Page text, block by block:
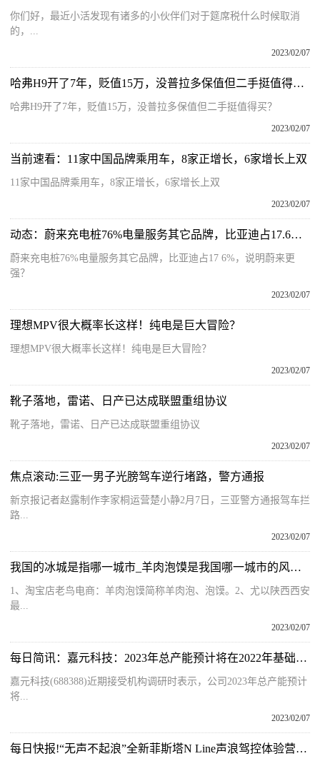
你们好，最近小活发现有诸多的小伙伴们对于筵席税什么时候取消
的，...
2023/02/07
哈弗H9开了7年，贬值15万，没普拉多保值但二手挺值得买？
哈弗H9开了7年，贬值15万，没普拉多保值但二手挺值得买？
2023/02/07
当前速看：11家中国品牌乘用车，8家正增长，6家增长上双
11家中国品牌乘用车，8家正增长，6家增长上双
2023/02/07
动态：蔚来充电桩76%电量服务其它品牌，比亚迪占17.6%，说明蔚来更强？
蔚来充电桩76%电量服务其它品牌，比亚迪占17 6%，说明蔚来更
强？
2023/02/07
理想MPV很大概率长这样！纯电是巨大冒险？
理想MPV很大概率长这样！纯电是巨大冒险？
2023/02/07
靴子落地，雷诺、日产已达成联盟重组协议
靴子落地，雷诺、日产已达成联盟重组协议
2023/02/07
焦点滚动:三亚一男子光膀驾车逆行堵路，警方通报
新京报记者赵露制作李家桐运营楚小静2月7日，三亚警方通报驾车拦
路...
2023/02/07
我国的冰城是指哪一城市_羊肉泡馍是我国哪一城市的风味食品
1、淘宝店老鸟电商：羊肉泡馍简称羊肉泡、泡馍。2、尤以陕西西安
最...
2023/02/07
每日简讯：嘉元科技：2023年总产能预计将在2022年基础上翻一番
嘉元科技(688388)近期接受机构调研时表示，公司2023年总产能预计
将...
2023/02/07
每日快报!“无声不起浪”全新菲斯塔N Line声浪驾控体验营上海站即将来袭